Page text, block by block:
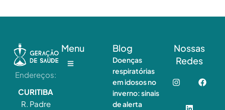
Endereços:
CURITIBA
R. Padre
Menu Blog
Doenças
respiratórias
em idosos no
inverno: sinais
de alerta
Nossas
Redes